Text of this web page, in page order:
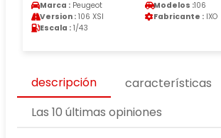
Marca : Peugeot Modelos :106
Version : 106 XSI Fabricante : IXO
Escala : 1/43
descripción
características
Las 10 últimas opiniones